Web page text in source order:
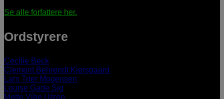
Se alle forfattere her.
Ordstyrere
Cecilie Beck
Clement Behrendt Kjersgaard
Lars Trier Mogensen
Louise Gade Sig
Mette Vibe Utzon